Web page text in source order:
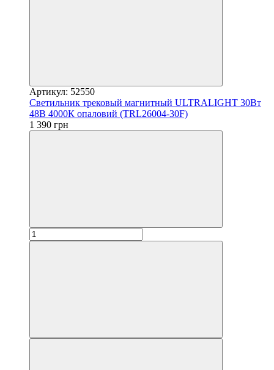
Артикул: 52550
Светильник трековый магнитный ULTRALIGHT 30Вт
48В 4000К опаловий (TRL26004-30F)
1 390 грн